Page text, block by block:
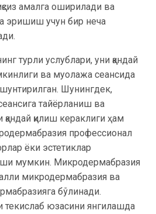
амалга оширилади ва
эришиш учун бир неча
турли услублари, уни қандай
ва муолажа сеансида
Шунингдек,
тайёрланиш ва
қилиш кераклиги ҳам
профессионал
ёки эстетиклар
мумкин. Микродермабразия
микродермабразия ва
бўлинади.
текислаб юзасини янгилашда